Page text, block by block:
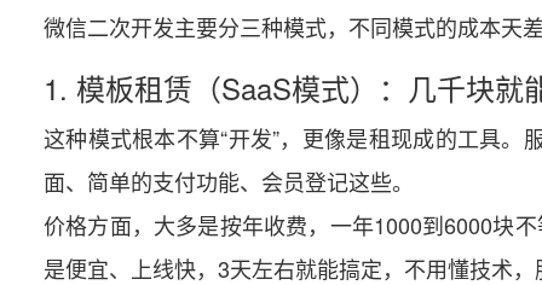
微信二次开发主要分三种模式，不同模式的成本天
1. 模板租赁（SaaS模式）：几千块就
这种模式根本不算“开发”，更像是租现成的工具
面、简单的支付功能、会员登记这些。
价格方面，大多是按年收费，一年1000到6000块
是便宜、上线快，3天左右就能搞定，不用懂技术